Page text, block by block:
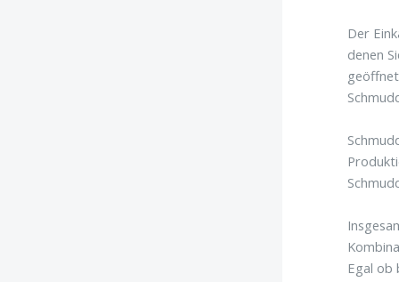
Der
denen
Egal ob